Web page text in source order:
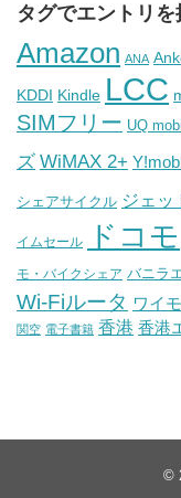
タグでエントリを
Amazon ANA
KDDI Kindle LCC
SIMフリー UQ
ズ WiMAX 2+
シェアサイクル ジェッ
イムセール ドコモ
モ・バイクシェア バニラ
Wi-Fiルータ ワイ
関空 電子書籍 香港 香港
©